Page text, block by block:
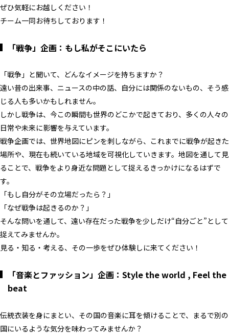
ぜひ気軽にお越しください！
チーム一同お待ちしております！
「戦争」企画： もし私がそこにいたら
「戦争」と聞いて、どんなイメージを持ちますか？
遠い昔の出来事、ニュースの中の話、自分には関係のないもの、そう感
じる人も多いかもしれません。
しかし戦争は、今この瞬間も世界のどこかで起きており、多くの人々の
日常や未来に影響を与えています。
戦争企画では、世界地図にピンを刺しながら、これまでに戦争が起きた
場所や、現在も続いている地域を可視化していきます。地図を通して見
ることで、戦争をより身近な問題として捉えるきっかけになるはずで
す。
「もし自分がその立場だったら？」
「なぜ戦争は起きるのか？」
そんな問いを通して、遠い存在だった戦争を少しだけ“自分ごと”として
捉えてみませんか。
見る・知る・考える、その一歩をぜひ体験しに来てください！
「音楽とファッション」企画： Style the world , Feel the
beat
伝統衣装を身にまとい、その国の音楽に耳を傾けることで、まるで別の
国にいるような気分を味わってみませんか？